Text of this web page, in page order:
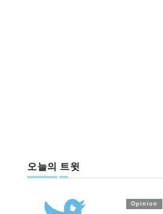
오늘의 트윗
Opinion